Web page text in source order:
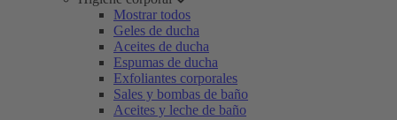
Mostrar todos
Geles de ducha
Aceites de ducha
Espumas de ducha
Exfoliantes corporales
Sales y bombas de baño
Aceites y leche de baño